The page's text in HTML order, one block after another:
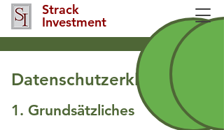
Strack
Investment
Datenschutzerklärung
1. Grundsätzliches